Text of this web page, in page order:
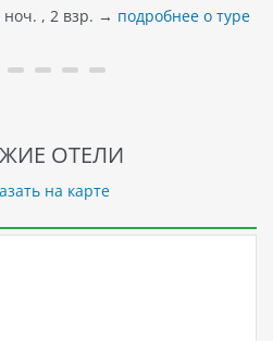
ноч. , 2 взр. → подробнее о туре
ОТЕЛИ
на карте